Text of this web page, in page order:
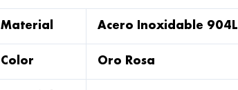
Material Acero Inoxidable 904L
Color Oro Rosa